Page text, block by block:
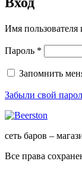
Имя пользователя
Пароль *
Запомнить
Забыли свой
сеть баров –
Все права